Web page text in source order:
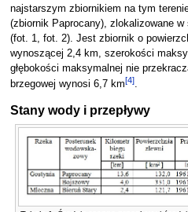
najstarszym zbiornikiem na tym
(zbiornik Paprocany), zlokalizowane
(fot. 1, fot. 2). Jest zbiornik o
wynoszącej 2,4 km, szerokości
głębokości maksymalnej nie
brzegowej wynosi 6,7 km[4].
Stany wody i przepływy